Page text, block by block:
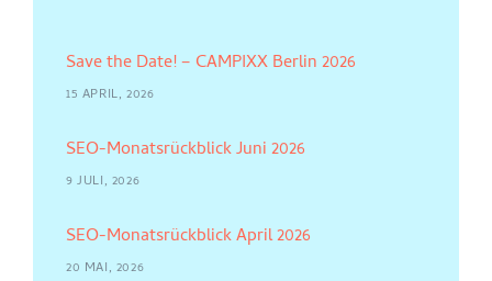
Save the Date! – CAMPIXX Berlin 2026
15 APRIL, 2026
SEO-Monatsrückblick Juni 2026
9 JULI, 2026
SEO-Monatsrückblick April 2026
20 MAI, 2026